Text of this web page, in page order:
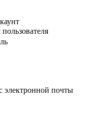
электронной почты